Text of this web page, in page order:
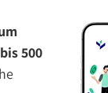
500